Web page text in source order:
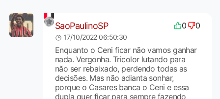
SaoPaulinoSP 0 0
17/10/2022 06:50:30
Enquanto o Ceni ficar não vamos ganhar
nada. Vergonha. Tricolor lutando para
não ser rebaixado, perdendo todas as
decisões. Mas não adianta sonhar,
porque o Casares banca o Ceni e essa
dupla quer ficar para sempre fazendo